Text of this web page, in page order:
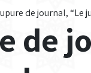
de journal, “Le
de